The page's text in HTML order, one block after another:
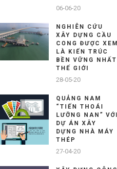
06-06-20
NGHIÊN CỨU
XÂY DỰNG CẦU
CONG ĐƯỢC XEM
LÀ KIẾN TRÚC
BỀN VỮNG NHẤT
THẾ GIỚI
28-05-20
QUẢNG NAM
“TIẾN THOÁI
LƯỠNG NAN” VỚI
DỰ ÁN XÂY
DỰNG NHÀ MÁY
THÉP
27-04-20